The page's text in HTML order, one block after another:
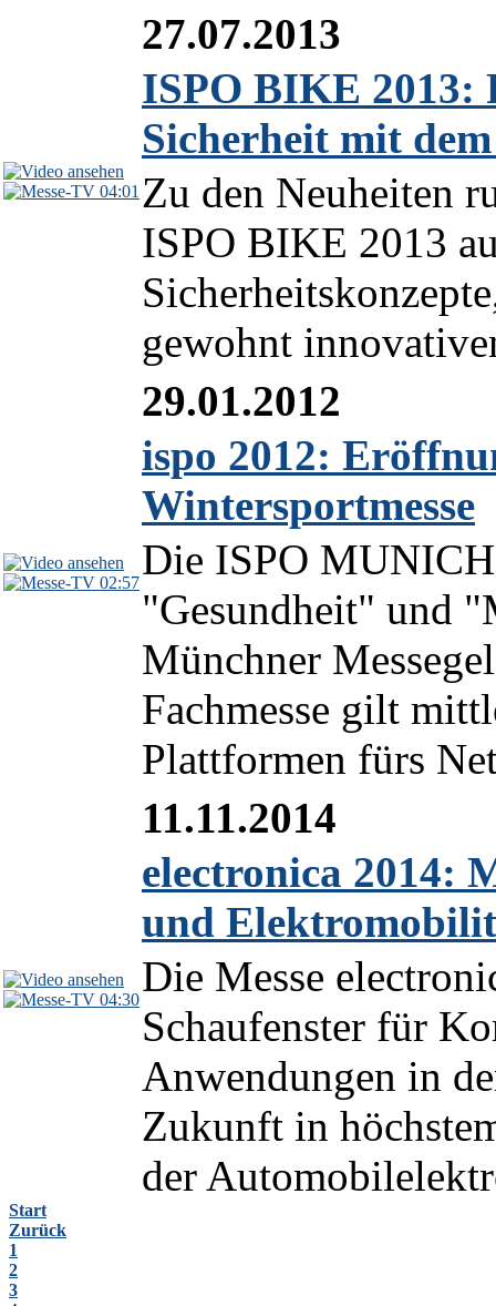
04:01
27.07.2013
ISPO BIKE 2013:
Sicherheit mit
Zu den Neuheiten
ISPO BIKE 2013
gewohnt
02:57
29.01.2012
ispo 2012:
Wintersportmesse
Die ISPO
"Gesundheit" und
Münchner
Fachmesse gilt
Plattformen fürs
04:30
11.11.2014
electronica 2014:
und
Die Messe
Schaufenster für
Anwendungen in
Zukunft in
der
Start
Zurück
1
2
3